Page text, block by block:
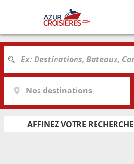
Nos destinations
AFFINEZ VOTRE RECHERCHE